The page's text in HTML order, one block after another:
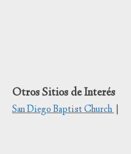
Otros Sitios de Interés
San Diego Baptist Church